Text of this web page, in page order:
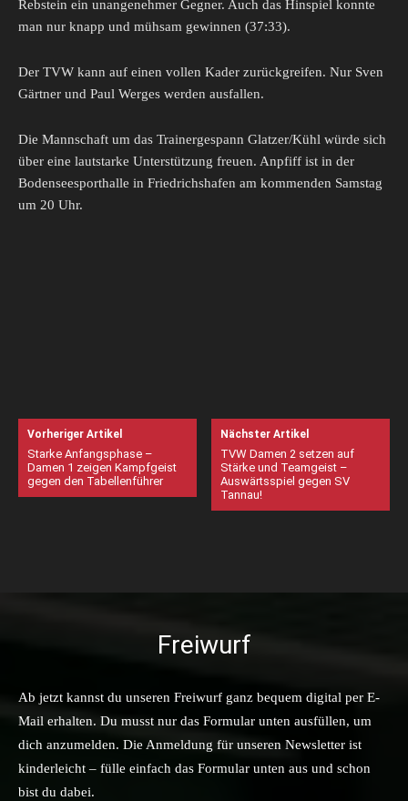
Rebstein ein unangenehmer Gegner. Auch das Hinspiel konnte
man nur knapp und mühsam gewinnen (37:33).
Der TVW kann auf einen vollen Kader zurückgreifen. Nur Sven
Gärtner und Paul Werges werden ausfallen.
Die Mannschaft um das Trainergespann Glatzer/Kühl würde sich
über eine lautstarke Unterstützung freuen. Anpfiff ist in der
Bodenseesporthalle in Friedrichshafen am kommenden Samstag
um 20 Uhr.
Vorheriger Artikel
Starke Anfangsphase –
Damen 1 zeigen Kampfgeist
gegen den Tabellenführer
Nächster Artikel
TVW Damen 2 setzen auf
Stärke und Teamgeist –
Auswärtsspiel gegen SV
Tannau!
Freiwurf
Ab jetzt kannst du unseren Freiwurf ganz bequem digital per E-
Mail erhalten. Du musst nur das Formular unten ausfüllen, um
dich anzumelden. Die Anmeldung für unseren Newsletter ist
kinderleicht – fülle einfach das Formular unten aus und schon
bist du dabei.